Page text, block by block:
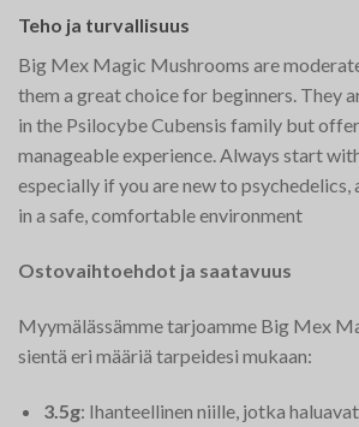
Teho ja turvallisuus
Big Mex Magic Mushrooms are
them a great choice for beginners. They
in the Psilocybe Cubensis family but
manageable experience. Always start
especially if you are new to psychedelics,
in a safe, comfortable environment​
Ostovaihtoehdot ja saatavuus
Myymälässämme tarjoamme Big Mex
sientä eri määriä tarpeidesi mukaan:
3.5g: Ihanteellinen niille, jotka